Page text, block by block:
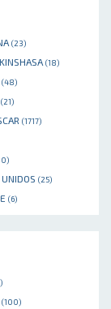
(23)
(18)
(48)
(21)
(1717)
(25)
(6)
(100)